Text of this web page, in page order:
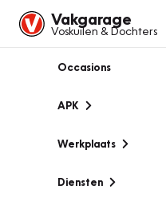
Vakgarage
Voskuilen & Dochters
Occasions
APK
Werkplaats
Diensten